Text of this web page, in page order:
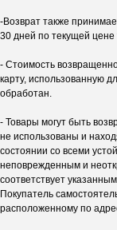
-Возврат также
30 дней по текущей цене
- Стоимость
карту, использованную
обработан.
- Товары могут быть
не использованы и
состоянии со всеми
неповрежденным и
соответствует
Покупатель
расположенному по